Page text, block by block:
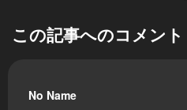
この記事へのコメント
No Name